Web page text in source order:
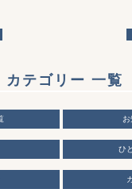
カテゴリー 一覧
ひ